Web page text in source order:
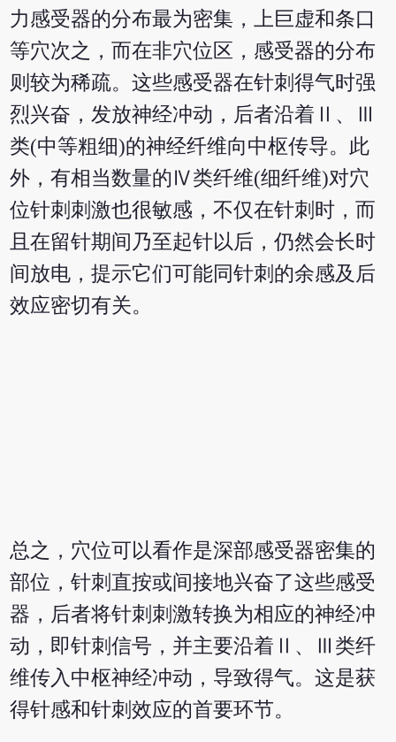
力感受器的分布最为密集，上巨虚和条口
等穴次之，而在非穴位区，感受器的分布
则较为稀疏。这些感受器在针刺得气时强
烈兴奋，发放神经冲动，后者沿着Ⅱ、Ⅲ
类(中等粗细)的神经纤维向中枢传导。此
外，有相当数量的Ⅳ类纤维(细纤维)对穴
位针刺刺激也很敏感，不仅在针刺时，而
且在留针期间乃至起针以后，仍然会长时
间放电，提示它们可能同针刺的余感及后
效应密切有关。
总之，穴位可以看作是深部感受器密集的
部位，针刺直按或间接地兴奋了这些感受
器，后者将针刺刺激转换为相应的神经冲
动，即针刺信号，并主要沿着Ⅱ、Ⅲ类纤
维传入中枢神经冲动，导致得气。这是获
得针感和针刺效应的首要环节。